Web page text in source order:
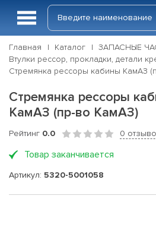
Главная Каталог ЗАПАСНЫЕ
Втулки рессор, прокладки, детали
Стремянка рессоры кабины КамАЗ
Стремянка рессоры
КамАЗ (пр-во КамАЗ)
Рейтинг 0.0 0
Товар заканчивается
Артикул: 5320-5001058